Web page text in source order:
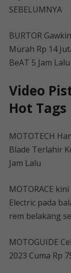
SEBELUMNYA
BURTOR
Murah Rp 14
BeAT 5 Jam Lalu
Video
Hot Tags
MOTOTECH
Blade Terlahir
Jam Lalu
MOTORACE
Electric pada
rem belakang
MOTOGUIDE
2023 Cuma Rp